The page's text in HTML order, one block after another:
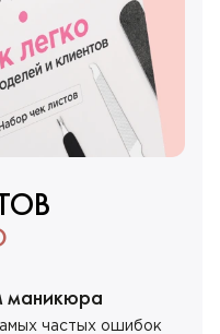
маникюра
частых ошибок